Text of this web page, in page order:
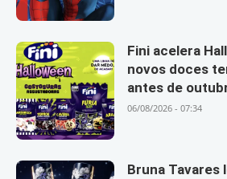
Fini acelera
novos doces
antes de
06/08/2026 - 07:34
Bruna Tavares